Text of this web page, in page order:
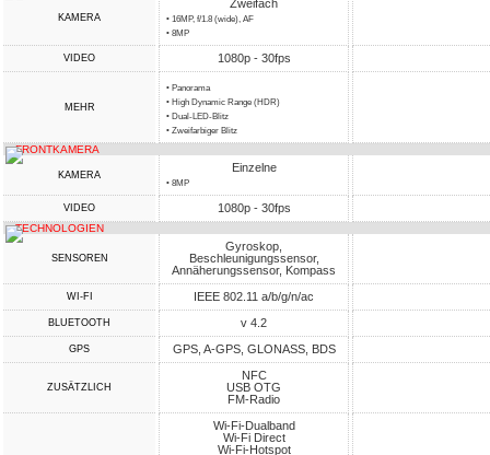
KAMERA
Zweifach
• 16MP, f/1.8 (wide), AF
• 8MP
VIDEO 1080p - 30fps
MEHR
• Panorama
• High Dynamic Range (HDR)
• Dual-LED-Blitz
• Zweifarbiger Blitz
FRONTKAMERA
KAMERA
Einzelne
• 8MP
VIDEO 1080p - 30fps
TECHNOLOGIEN
SENSOREN
Gyroskop,
Beschleunigungssensor,
Annäherungssensor, Kompass
WI-FI IEEE 802.11 a/b/g/n/ac
BLUETOOTH v 4.2
GPS GPS, A-GPS, GLONASS, BDS
ZUSÄTZLICH
NFC
USB OTG
FM-Radio
Wi-Fi-Dualband
Wi-Fi Direct
Wi-Fi-Hotspot